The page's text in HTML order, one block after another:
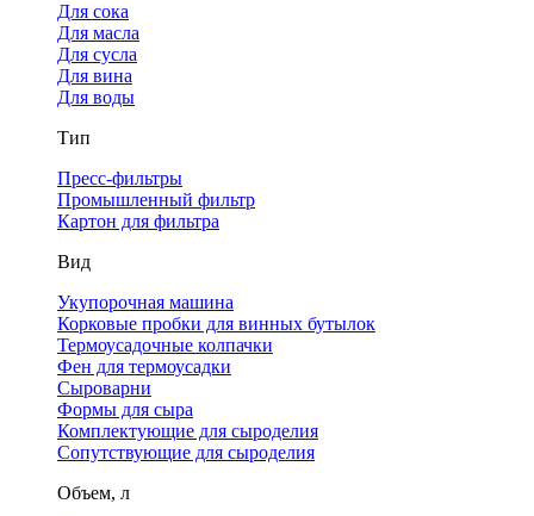
Для сока
Для масла
Для сусла
Для вина
Для воды
Тип
Пресс-фильтры
Промышленный фильтр
Картон для фильтра
Вид
Укупорочная машина
Корковые пробки для винных бутылок
Термоусадочные колпачки
Фен для термоусадки
Сыроварни
Формы для сыра
Комплектующие для сыроделия
Сопутствующие для сыроделия
Объем, л